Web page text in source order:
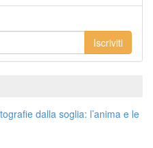
Iscriviti
dalla soglia: l’anima e le